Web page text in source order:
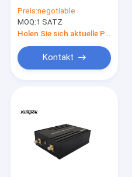
Steuerung
Preis:negotiable
MOQ:1 SATZ
Kontakt